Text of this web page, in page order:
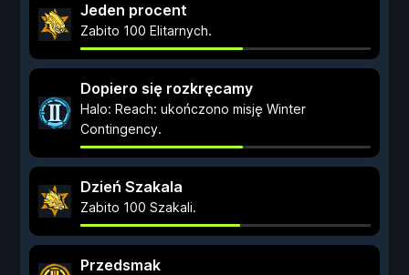
Jeden procent
Zabito 100 Elitarnych.
Dopiero się rozkręcamy
Halo: Reach: ukończono misję Winter
Contingency.
Dzień Szakala
Zabito 100 Szakali.
Przedsmak